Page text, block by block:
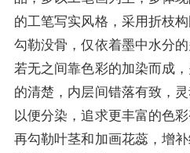
的工笔写实风格，采用折枝
勾勒没骨，仅依着墨中水分
若无之间靠色彩的加染而成
的清楚，内层间错落有致，
以便分染，追求更丰富的色
再勾勒叶茎和加画花蕊，增